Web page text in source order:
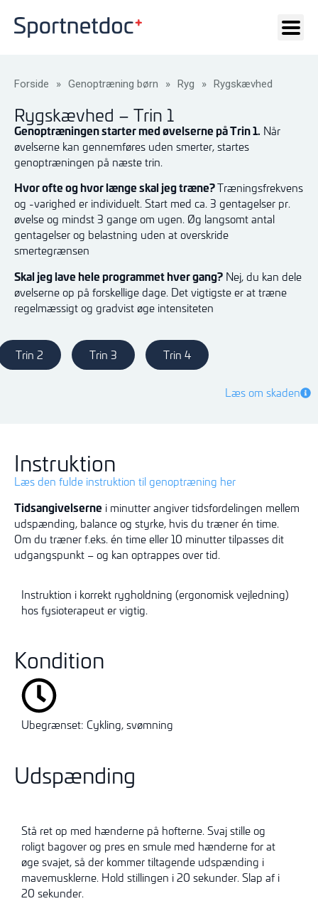
Forside » Genoptræning børn » Ryg » Rygskævhed
Rygskævhed – Trin 1
Genoptræningen starter med øvelserne på Trin 1. Når
øvelserne kan gennemføres uden smerter, startes
genoptræningen på næste trin.
Hvor ofte og hvor længe skal jeg træne?Træningsfrekvens
og -varighed er individuelt. Start med ca. 3 gentagelser pr.
øvelse og mindst 3 gange om ugen. Øg langsomt antal
gentagelser og belastning uden at overskride
smertegrænsen
Skal jeg lave hele programmet hver gang? Nej, du kan dele
øvelserne op på forskellige dage. Det vigtigste er at træne
regelmæssigt og gradvist øge intensiteten
Trin 2 Trin 3 Trin 4
Læs om skaden
Instruktion
Læs den fulde instruktion til genoptræning her
Tidsangivelserne i minutter angiver tidsfordelingen mellem
udspænding, balance og styrke, hvis du træner én time.
Om du træner f.eks. én time eller 10 minutter tilpasses dit
udgangspunkt – og kan optrappes over tid.
Instruktion i korrekt rygholdning (ergonomisk vejledning)
hos fysioterapeut er vigtig.
Kondition
Ubegrænset: Cykling, svømning
Udspænding
Stå ret op med hænderne på hofterne. Svaj stille og
roligt bagover og pres en smule med hænderne for at
øge svajet, så der kommer tiltagende udspænding i
mavemusklerne. Hold stillingen i 20 sekunder. Slap af i
20 sekunder.